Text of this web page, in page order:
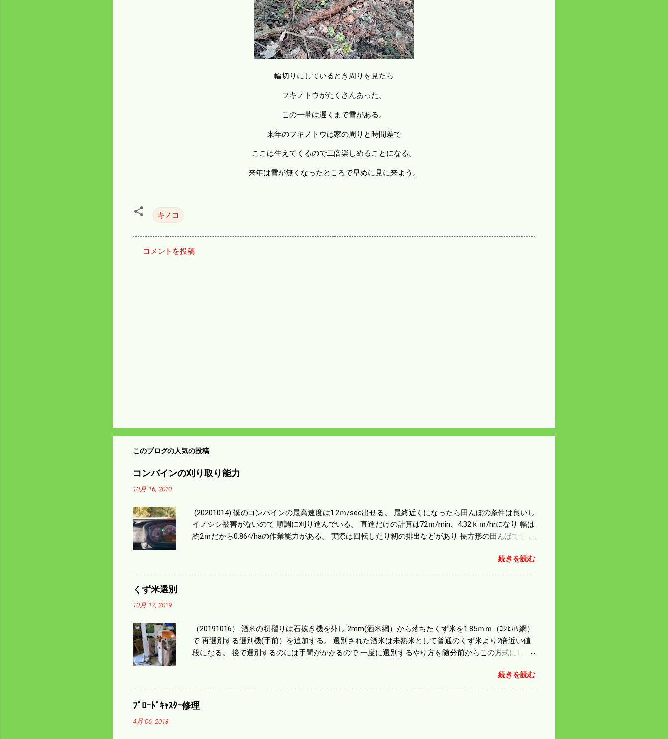
輪切りにしているとき周りを見たら
フキノトウがたくさんあった。
この一帯は遅くまで雪がある。
来年のフキノトウは家の周りと時間差で
ここは生えてくるので二倍楽しめることになる。
来年は雪が無くなったところで早めに見に来よう。
キノコ
コメントを投稿
このブログの人気の投稿
コンバインの刈り取り能力
10月 16, 2020
(20201014) 僕のコンバインの最高速度は1.2ｍ/sec出せる。 最終近くになったら田んぼの条件は良いし
イノシシ被害がないので 順調に刈り進んでいる。 直進だけの計算は72ｍ/min、4.32ｋｍ/hrになり 幅は
約2ｍだから0.864/haの作業能力がある。 実際は回転したり籾の排出などがあり 長方形の田んぼでも
ｃｍ速いのがあったが 籾の運搬や乾燥機の容量、籾摺りの能力などのバランスの問題で 今の機種で満
足している。 というより買った時はまだ耕作面積が少なく手が出せ 無かったのが本音だ。 4条刈りで
続きを読む
くず米選別
10月 17, 2019
（20191016） 酒米の籾摺りは石抜き機を外し 2mm(酒米網）から落ちたくず米を1.85ｍｍ（ｺｼﾋｶﾘ網）
で 再選別する選別機(手前）を追加する。 選別された酒米は未熟米として普通のくず米より2倍近い値
段になる。 後で選別するのには手間がかかるので 一度に選別するやり方を随分前からこの方式にし
る。 籾摺りをしていてくず米の袋の交換はラインを止めるほど忙しい。 広島県の作況指数は98だとい
う。 実感としては90が正しいと思うが こんな年はくず米が多い。 食協という米を扱う会社の社員が言
っていた。 今年は7月の日照不足と8月の酷暑、あげくウンカの被害と トリプルパンチで米が不足して
いるという。 僕はウンカの被害は免れたがイノシシの被害が目立つ。 僕の最終作況指数はどんなこと
続きを読む
ﾌﾞﾛｰﾄﾞｷｬｽﾀｰ修理
4月 06, 2018